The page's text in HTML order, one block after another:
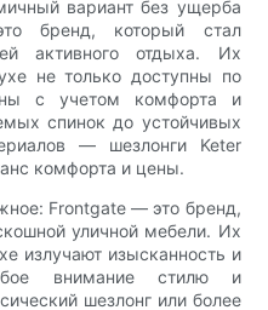
вариант без ущерба
бренд, который стал
активного отдыха. Их
не только доступны по
с учетом комфорта и
спинок до устойчивых
— шезлонги Keter
комфорта и цены.
Frontgate — это бренд,
уличной мебели. Их
излучают изысканность и
внимание стилю и
шезлонг или более